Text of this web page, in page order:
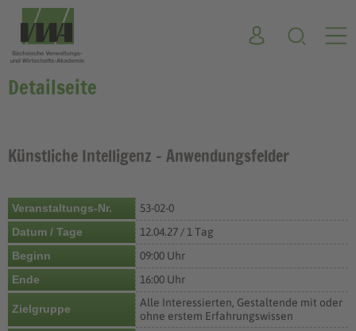
Detailseite
Künstliche Intelligenz - Anwendungsfelder
Veranstaltungs-Nr.
53-02-0
Datum / Tage
12.04.27 / 1 Tag
Beginn
09:00 Uhr
Ende
16:00 Uhr
Zielgruppe
Alle Interessierten, Gestaltende mit oder
ohne erstem Erfahrungswissen